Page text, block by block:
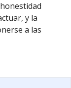
y la
a las